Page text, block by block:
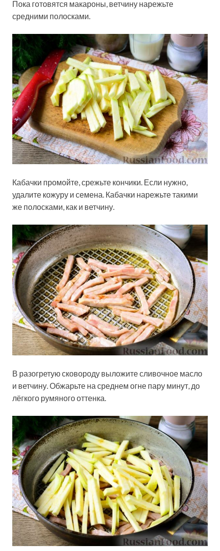
Пока готовятся макароны, ветчину нарежьте
средними полосками.
Кабачки промойте, срежьте кончики. Если нужно,
удалите кожуру и семена. Кабачки нарежьте такими
же полосками, как и ветчину.
В разогретую сковороду выложите сливочное масло
и ветчину. Обжарьте на среднем огне пару минут, до
лёгкого румяного оттенка.